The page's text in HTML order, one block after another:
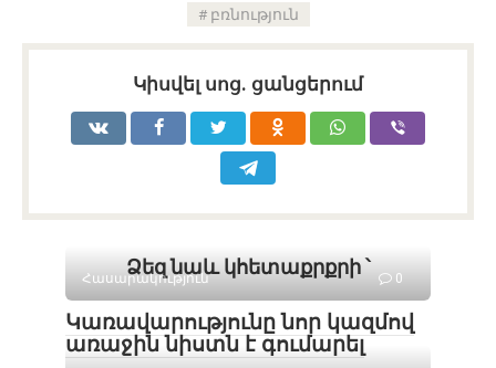
բռնություն
Կիսվել սոց․ ցանցերում
Ձեզ նաև կհետաքրքրի ՝
Հասարակություն 0
Կառավարությունը նոր կազմով
առաջին նիստն է գումարել